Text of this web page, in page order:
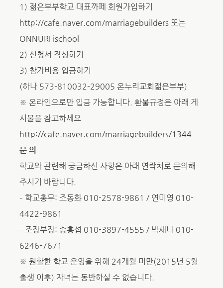
1) 젊은부부학교 대표까페 회원가입하기
http://cafe.naver.com/marriagebuilders 또는
ONNURI ischool
2) 신청서 작성하기
3) 참가비용 입금하기
(하나 573-810032-29005 온누리교회젊은부부)
※ 온라인으로만 입금 가능합니다. 환불규정은 아래 게
시물을 참고하세요
http://cafe.naver.com/marriagebuilders/1344
문 의
학교와 관련해 궁금하신 사항은 아래 연락처로 문의해
주시기 바랍니다.
– 학교총무: 조동화 010-2578-9861 / 연미영 010-
4422-9861
– 조장부장: 송흥섭 010-3897-4555 / 박세나 010-
6246-7671
※ 원활한 학교 운영을 위해 24개월 미만(2015년 5월
출생 이후) 자녀는 동반하실 수 없습니다.